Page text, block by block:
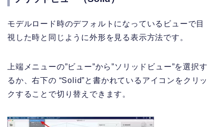
モデルロード時のデフォルトになっているビューで目
視した時と同じように外形を見る表示方法です。
上端メニューの”ビュー”から”ソリッドビュー”を選択す
るか、右下の “Solid”と書かれているアイコンをクリッ
クすることで切り替えできます。